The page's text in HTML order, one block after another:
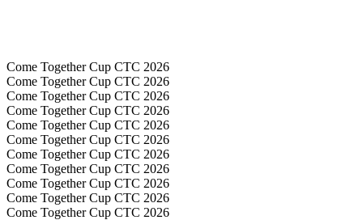
Come Together Cup CTC 2026
Come Together Cup CTC 2026
Come Together Cup CTC 2026
Come Together Cup CTC 2026
Come Together Cup CTC 2026
Come Together Cup CTC 2026
Come Together Cup CTC 2026
Come Together Cup CTC 2026
Come Together Cup CTC 2026
Come Together Cup CTC 2026
Come Together Cup CTC 2026